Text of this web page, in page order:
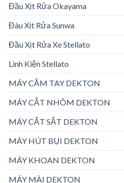
Đầu Xịt Rửa Okayama
Đàu Xịt Rửa Sunwa
Đầu Xịt Rửa Xe Stellato
Linh Kiện Stellato
MÁY CẦM TAY DEKTON
MÁY CẮT NHÔM DEKTON
MÁY CẮT SẮT DEKTON
MÁY HÚT BỤI DEKTON
MÁY KHOAN DEKTON
MÁY MÀI DEKTON